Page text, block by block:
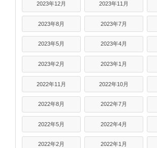
2023年12月 2023年11月
2023年8月 2023年7月
2023年5月 2023年4月
2023年2月 2023年1月
2022年11月 2022年10月
2022年8月 2022年7月
2022年5月 2022年4月
2022年2月 2022年1月